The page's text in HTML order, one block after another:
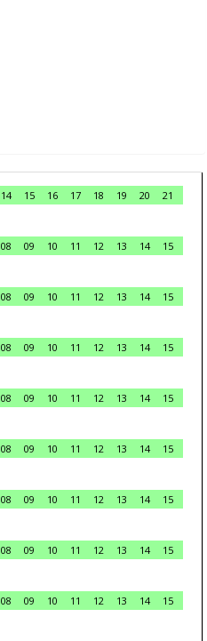
14 15 16 17 18 19 20
21
08 09 10 11 12 13 14
15
08 09 10 11 12 13 14
15
08 09 10 11 12 13 14
15
08 09 10 11 12 13 14
15
08 09 10 11 12 13 14
15
08 09 10 11 12 13 14
15
08 09 10 11 12 13 14
15
08 09 10 11 12 13 14
15